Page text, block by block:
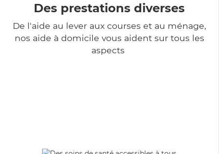
Des prestations diverses
De l'aide au lever aux courses et au ménage,
nos aide à domicile vous aident sur tous les
aspects